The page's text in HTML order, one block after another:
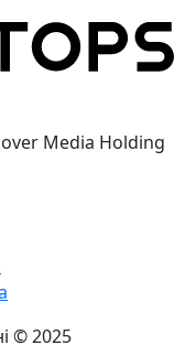
Media Holding
© 2025